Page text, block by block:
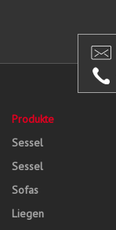
Produkte
Sessel
Sessel
Sofas
Liegen